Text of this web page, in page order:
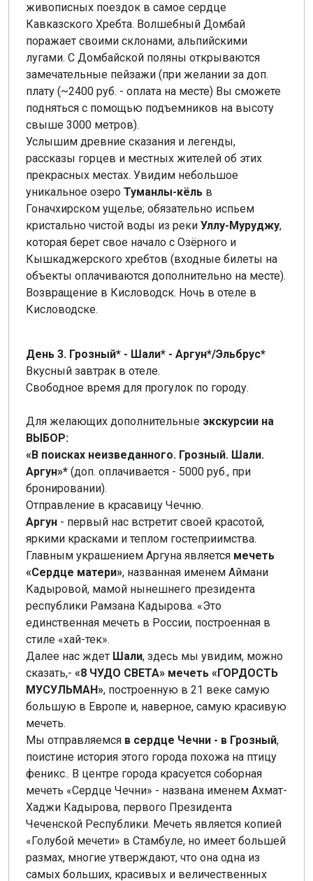
живописных поездок в самое сердце
Кавказского Хребта. Волшебный Домбай
поражает своими склонами, альпийскими
лугами. С Домбайской поляны открываются
замечательные пейзажи (при желании за доп.
плату (~2400 руб. - оплата на месте) Вы сможете
подняться с помощью подъемников на высоту
свыше 3000 метров).
Услышим древние сказания и легенды,
рассказы горцев и местных жителей об этих
прекрасных местах. Увидим небольшое
уникальное озеро Туманлы-кёль в
Гоначхирском ущелье; обязательно испьем
кристально чистой воды из реки Уллу-Муруджу,
которая берет свое начало с Озёрного и
Кышкаджерского хребтов (входные билеты на
объекты оплачиваются дополнительно на месте).
Возвращение в Кисловодск. Ночь в отеле в
Кисловодске.
День 3. Грозный* - Шали* - Аргун*/Эльбрус*
Вкусный завтрак в отеле.
Свободное время для прогулок по городу.
Для желающих дополнительные экскурсии на
ВЫБОР:
«В поисках неизведанного. Грозный. Шали.
Аргун»* (доп. оплачивается - 5000 руб., при
бронировании).
Отправление в красавицу Чечню.
Аргун - первый нас встретит своей красотой,
яркими красками и теплом гостеприимства.
Главным украшением Аргуна является мечеть
«Сердце матери», названная именем Аймани
Кадыровой, мамой нынешнего президента
республики Рамзана Кадырова. «Это
единственная мечеть в России, построенная в
стиле «хай-тек».
Далее нас ждет Шали, здесь мы увидим, можно
сказать,- «8 ЧУДО СВЕТА» мечеть «ГОРДОСТЬ
МУСУЛЬМАН», построенную в 21 веке самую
большую в Европе и, наверное, самую красивую
мечеть.
Мы отправляемся в сердце Чечни - в Грозный,
поистине история этого города похожа на птицу
феникс.. В центре города красуется соборная
мечеть «Сердце Чечни» - названа именем Ахмат-
Хаджи Кадырова, первого Президента
Чеченской Республики. Мечеть является копией
«Голубой мечети» в Стамбуле, но имеет большей
размах, многие утверждают, что она одна из
самых больших, красивых и величественных